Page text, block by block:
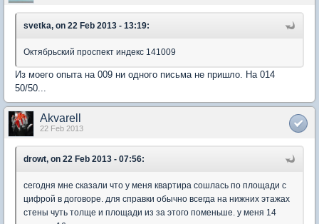
svetka, on 22 Feb 2013 - 13:19:
Октябрьский проспект индекс 141009
Из моего опыта на 009 ни одного письма не пришло. На 014
50/50...
Akvarell
22 Feb 2013
drowt, on 22 Feb 2013 - 07:56:
сегодня мне сказали что у меня квартира сошлась по площади с
цифрой в договоре. для справки обычно всегда на нижних этажах
стены чуть толще и площади из за этого поменьше. у меня 14